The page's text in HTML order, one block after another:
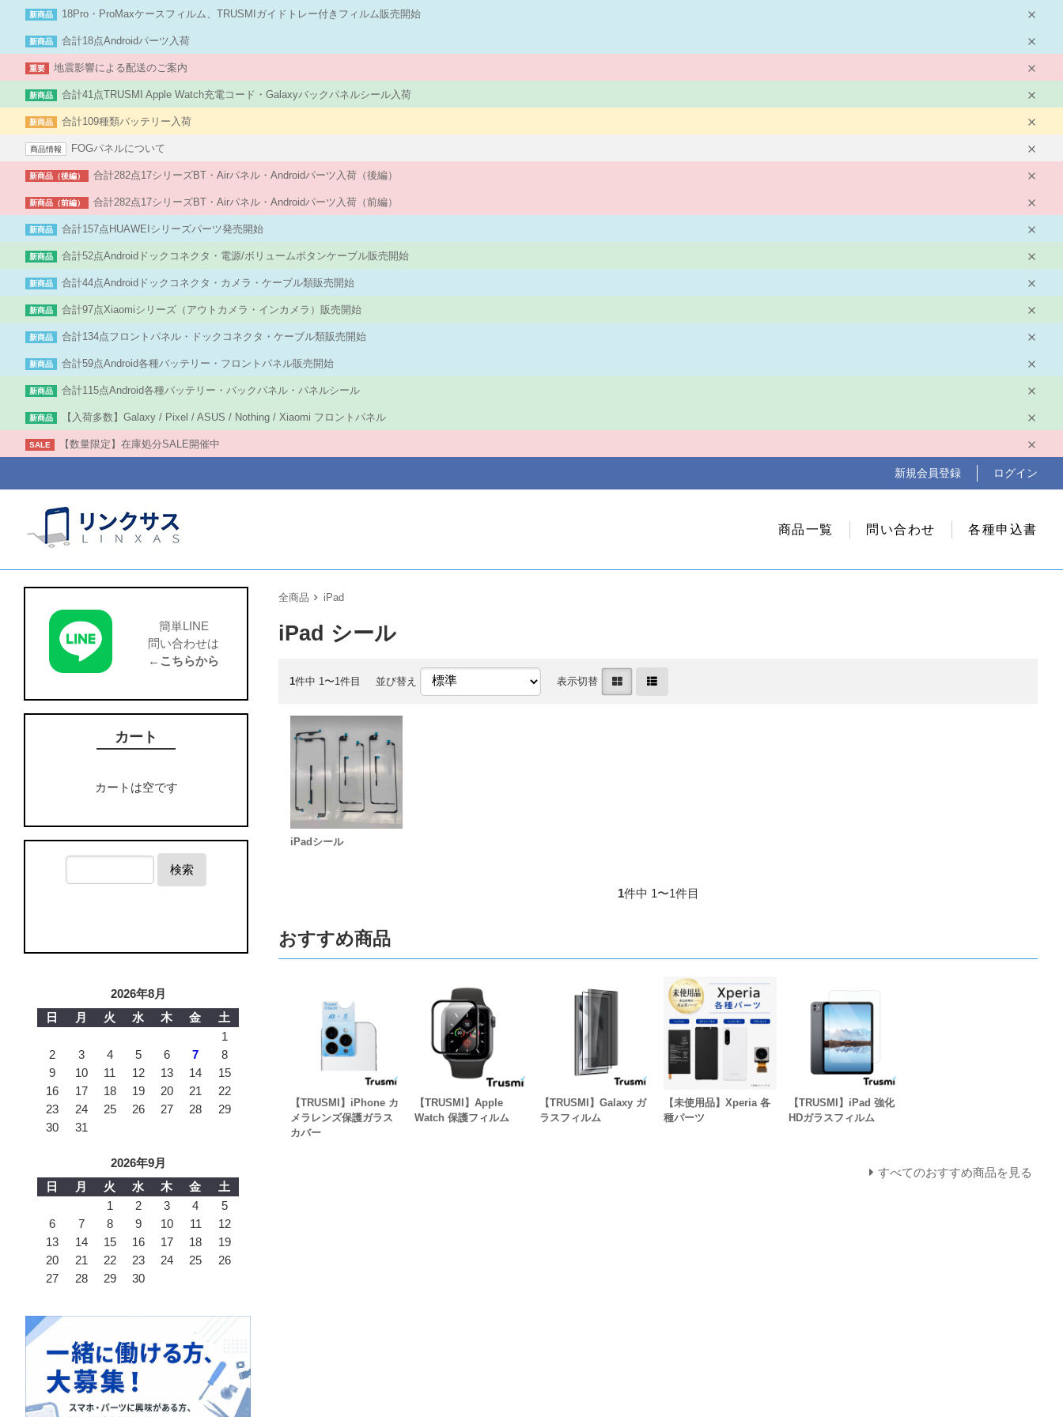
新商品 18Pro・ProMaxケースフィルム、TRUSMIガイドトレー付きフィルム販売開始
新商品 合計18点Androidパーツ入荷
重要 地震影響による配送のご案内
新商品 合計41点TRUSMI Apple Watch充電コード・Galaxyバックパネルシール入荷
新商品 合計109種類バッテリー入荷
商品情報 FOGパネルについて
新商品（後編） 合計282点17シリーズBT・Airパネル・Androidパーツ入荷（後編）
新商品（前編） 合計282点17シリーズBT・Airパネル・Androidパーツ入荷（前編）
新商品 合計157点HUAWEIシリーズパーツ発売開始
新商品 合計52点Androidドックコネクタ・電源/ボリュームボタンケーブル販売開始
新商品 合計44点Androidドックコネクタ・カメラ・ケーブル類販売開始
新商品 合計97点Xiaomiシリーズ（アウトカメラ・インカメラ）販売開始
新商品 合計134点フロントパネル・ドックコネクタ・ケーブル類販売開始
新商品 合計59点Android各種バッテリー・フロントパネル販売開始
新商品 合計115点Android各種バッテリー・バックパネル・パネルシール
新商品 【入荷多数】Galaxy / Pixel / ASUS / Nothing / Xiaomi フロントパネル
SALE 【数量限定】在庫処分SALE開催中
新規会員登録 ログイン
商品一覧 問い合わせ 各種申込書
全商品 iPad
iPad シール
1件中 1〜1件目 並び替え 表示切替
iPadシール
1件中 1〜1件目
おすすめ商品
【TRUSMI】iPhone カ
メラレンズ保護ガラス
カバー
【TRUSMI】Apple
Watch 保護フィルム
【TRUSMI】Galaxy ガ
ラスフィルム
【未使用品】Xperia 各
種パーツ
【TRUSMI】iPad 強化
HDガラスフィルム
すべてのおすすめ商品を見る
簡単LINE
問い合わせは
←こちらから
カート
カートは空です
検索
2026年8月
日
月 火 水 木 金
土
1
2
3 4 5 6 7
8
9
10 11 12 13 14
15
16
17 18 19 20 21
22
23
24 25 26 27 28
29
30
31
2026年9月
日
月 火 水 木 金
土
1
2 3 4
5
6
7 8 9 10 11
12
13
14 15 16 17 18
19
20
21 22 23 24 25
26
27
28 29 30